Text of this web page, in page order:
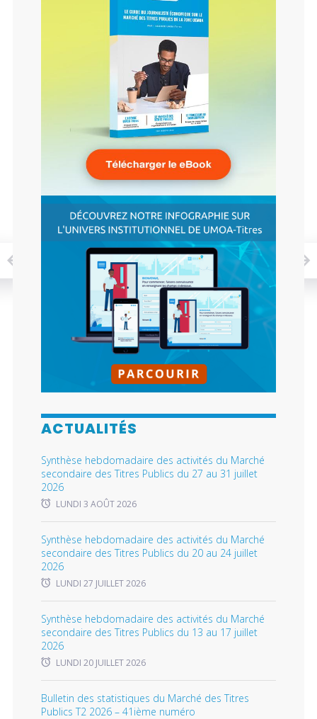
ACTUALITÉS
Synthèse hebdomadaire des activités du Marché
secondaire des Titres Publics du 27 au 31 juillet
2026
LUNDI 3 AOÛT 2026
Synthèse hebdomadaire des activités du Marché
secondaire des Titres Publics du 20 au 24 juillet
2026
LUNDI 27 JUILLET 2026
Synthèse hebdomadaire des activités du Marché
secondaire des Titres Publics du 13 au 17 juillet
2026
LUNDI 20 JUILLET 2026
Bulletin des statistiques du Marché des Titres
Publics T2 2026 – 41ième numéro